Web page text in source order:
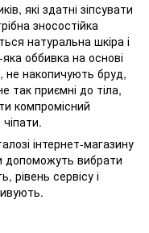
які здатні зіпсувати
зносостійка
натуральна шкіра і
оббивка на основі
не накопичують бруд,
так приємні до тіла,
компромісний
інтернет-магазину
допоможуть вибрати
рівень сервісу і